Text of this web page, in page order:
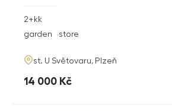
rozměry
2+kk
funkce
garden store
adresa
st. U Světovaru, Plzeň
cena
14 000 Kč